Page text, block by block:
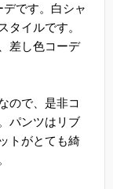
です。白シャ
タイルです。
差し色コーデ
ので、是非コ
パンツはリブ
トがとても綺